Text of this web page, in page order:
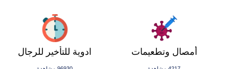
ادوية للتأخير للرجال أمصال وتطعيمات